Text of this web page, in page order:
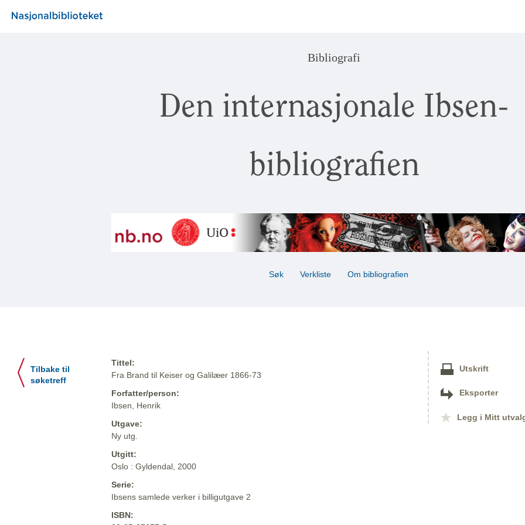
Bibliografi
Den internasjonale Ibsen-
bibliografien
Søk Verkliste Om bibliografien
Tilbake til
søketreff
Tittel:
Fra Brand til Keiser og Galilæer 1866-73
Forfatter/person:
Ibsen, Henrik
Utgave:
Ny utg.
Utgitt:
Oslo : Gyldendal, 2000
Serie:
Ibsens samlede verker i billigutgave 2
ISBN:
Utskrift
Eksporter
Legg i Mitt